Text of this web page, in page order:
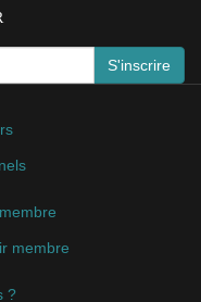
S'inscrire
membre
?